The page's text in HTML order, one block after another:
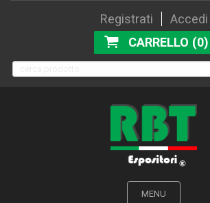
Registrati
Accedi
CARRELLO (0)
MENU